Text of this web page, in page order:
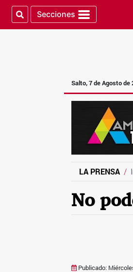
Secciones
Salto, 7 de Agosto de
LA PRENSA
No
Publicado: